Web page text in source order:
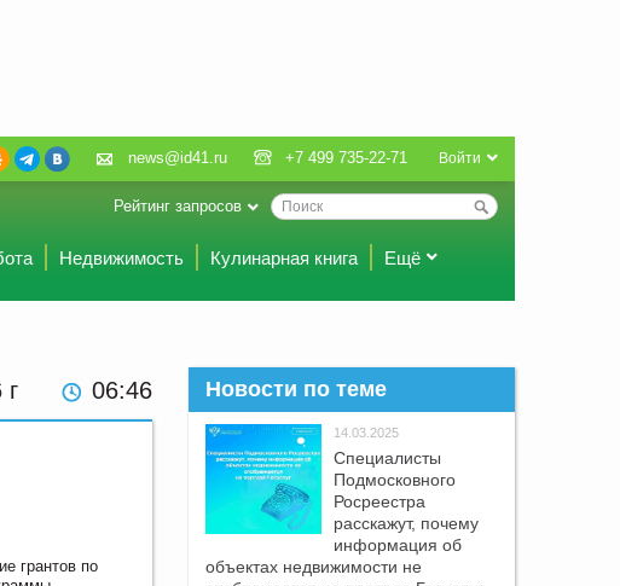
Войти
news@id41.ru +7 499 735-22-71
Рейтинг запросов
Недвижимость Кулинарная книга Ещё
г 06:46
грантов по
Новости по теме
14.03.2025
Специалисты
Подмосковного
Росреестра
расскажут, почему
информация об
объектах недвижимости не